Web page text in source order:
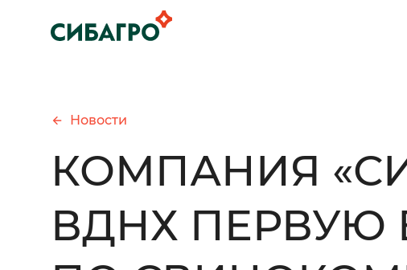
Новости
КОМПАНИЯ
ВДНХ ПЕРВУЮ